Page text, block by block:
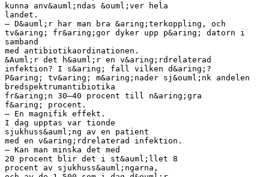
kunna anv&auml;ndas &ouml;ver hela
landet.
– D&auml;r har man bra &aring;terkoppling, och
tv&aring; fr&aring;gor dyker upp p&aring; datorn i
samband
med antibiotikaordinationen.
&Auml;r det h&auml;r en v&aring;rdrelaterad
infektion? I s&aring; fall vilken d&aring;?
P&aring; tv&aring; m&aring;nader sj&ouml;nk andelen
bredspektrumantibiotika
fr&aring;n 30–40 procent till n&aring;gra
f&aring; procent.
– En magnifik effekt.
I dag upptas var tionde
sjukhuss&auml;ng av en patient
med en v&aring;rdrelaterad infektion.
– Kan man minska det med
20 procent blir det i st&auml;llet 8
procent av sjukhuss&auml;ngarna,